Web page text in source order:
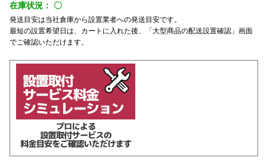
在庫状況： 〇
発送目安は当社倉庫から設置業者への発送目安です。
最短の設置希望日は、カートに入れた後、「大型商品の配送設置確認」画面
でご確認いただけます。